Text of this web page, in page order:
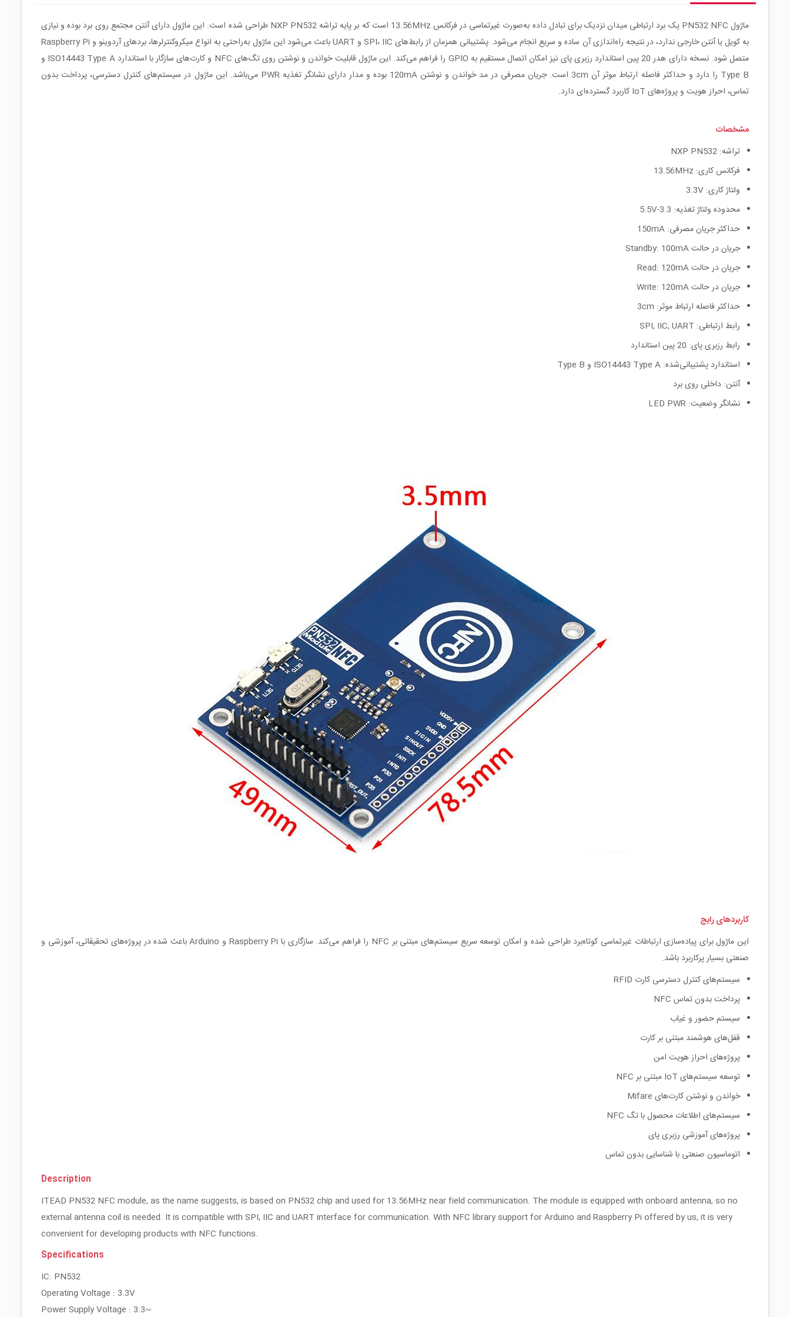
ماژول PN532 NFC یک برد ارتباطی میدان نزدیک برای تبادل داده به‌صورت غیرتماسی در فرکانس 13.56MHz است که بر پایه تراشه NXP PN532 طراحی شده است. این ماژول دارای آنتن مجتمع روی برد بوده و نیازی
به کویل یا آنتن خارجی ندارد، در نتیجه راه‌اندازی آن ساده و سریع انجام می‌شود. پشتیبانی همزمان از رابط‌های SPI، IIC و UART باعث می‌شود این ماژول به‌راحتی به انواع میکروکنترلرها، بردهای آردوینو و Raspberry Pi
متصل شود. نسخه دارای هدر 20 پین استاندارد رزبری پای نیز امکان اتصال مستقیم به GPIO را فراهم می‌کند. این ماژول قابلیت خواندن و نوشتن روی تگ‌های NFC و کارت‌های سازگار با استاندارد ISO14443 Type A و
Type B را دارد و حداکثر فاصله ارتباط موثر آن 3cm است. جریان مصرفی در مد خواندن و نوشتن 120mA بوده و مدار دارای نشانگر تغذیه PWR می‌باشد. این ماژول در سیستم‌های کنترل دسترسی، پرداخت بدون
تماس، احراز هویت و پروژه‌های IoT کاربرد گسترده‌ای دارد.
مشخصات
تراشه: NXP PN532
فرکانس کاری: 13.56MHz
ولتاژ کاری: 3.3V
محدوده ولتاژ تغذیه: 3.3-5.5V
حداکثر جریان مصرفی: 150mA
جریان در حالت Standby: 100mA
جریان در حالت Read: 120mA
جریان در حالت Write: 120mA
حداکثر فاصله ارتباط موثر: 3cm
رابط ارتباطی: SPI, IIC, UART
رابط رزبری پای: 20 پین استاندارد
استاندارد پشتیبانی‌شده: ISO14443 Type A و Type B
آنتن: داخلی روی برد
نشانگر وضعیت: LED PWR
کاربردهای رایج
این ماژول برای پیاده‌سازی ارتباطات غیرتماسی کوتاه‌برد طراحی شده و امکان توسعه سریع سیستم‌های مبتنی بر NFC را فراهم می‌کند. سازگاری با Raspberry Pi و Arduino باعث شده در پروژه‌های تحقیقاتی، آموزشی و
صنعتی بسیار پرکاربرد باشد.
سیستم‌های کنترل دسترسی کارت RFID
پرداخت بدون تماس NFC
سیستم حضور و غیاب
قفل‌های هوشمند مبتنی بر کارت
پروژه‌های احراز هویت امن
توسعه سیستم‌های IoT مبتنی بر NFC
خواندن و نوشتن کارت‌های Mifare
سیستم‌های اطلاعات محصول با تگ NFC
پروژه‌های آموزشی رزبری پای
اتوماسیون صنعتی با شناسایی بدون تماس
Description
ITEAD PN532 NFC module, as the name suggests, is based on PN532 chip and used for 13.56MHz near field communication. The module is equipped with onboard antenna, so no
external antenna coil is needed. It is compatible with SPI, IIC and UART interface for communication. With NFC library support for Arduino and Raspberry Pi offered by us, it is very
convenient for developing products with NFC functions.
Specifications
IC: PN532
Operating Voltage : 3.3V
Power Supply Voltage : 3.3~